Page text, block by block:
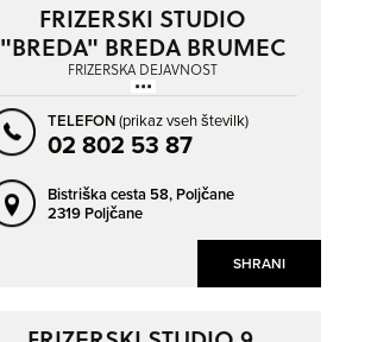
SHRANI
FRIZERSKI STUDIO
"BREDA" BREDA BRUMEC
S.P.
FRIZERSKA DEJAVNOST
TELEFON(prikaz vseh številk)
02 802 53 87
Bistriška cesta 58, Poljčane
2319 Poljčane